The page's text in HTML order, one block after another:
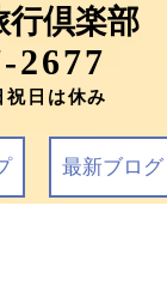
行倶楽部
2677
日は休み
最新ブログ